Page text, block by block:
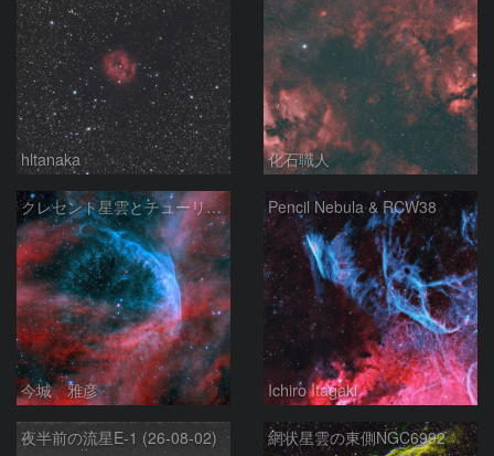
hltanaka 化石職人
クレセント星雲とチューリップ星雲の真ん中あたりにある星雲 NGC6883 ???
今城 雅彦
Pencil Nebula & RCW38
Ichiro Itagaki
夜半前の流星E-1 (26-08-02) 網状星雲の東側NGC6992